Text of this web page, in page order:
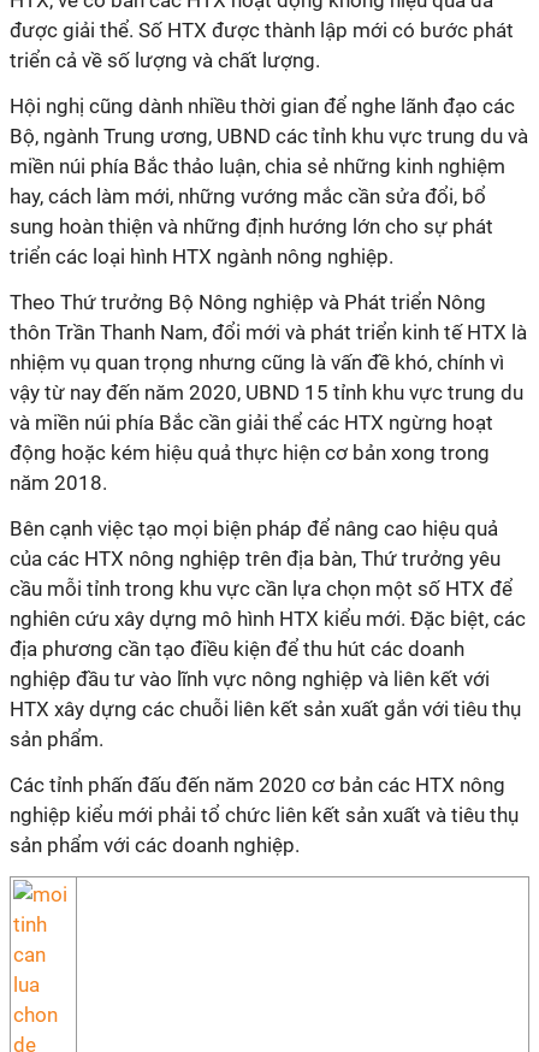
được giải thể. Số HTX được thành lập mới có bước phát
triển cả về số lượng và chất lượng.
Hội nghị cũng dành nhiều thời gian để nghe lãnh đạo các
Bộ, ngành Trung ương, UBND các tỉnh khu vực trung du và
miền núi phía Bắc thảo luận, chia sẻ những kinh nghiệm
hay, cách làm mới, những vướng mắc cần sửa đổi, bổ
sung hoàn thiện và những định hướng lớn cho sự phát
triển các loại hình HTX ngành nông nghiệp.
Theo Thứ trưởng Bộ Nông nghiệp và Phát triển Nông
thôn Trần Thanh Nam, đổi mới và phát triển kinh tế HTX là
nhiệm vụ quan trọng nhưng cũng là vấn đề khó, chính vì
vậy từ nay đến năm 2020, UBND 15 tỉnh khu vực trung du
và miền núi phía Bắc cần giải thể các HTX ngừng hoạt
động hoặc kém hiệu quả thực hiện cơ bản xong trong
năm 2018.
Bên cạnh việc tạo mọi biện pháp để nâng cao hiệu quả
của các HTX nông nghiệp trên địa bàn, Thứ trưởng yêu
cầu mỗi tỉnh trong khu vực cần lựa chọn một số HTX để
nghiên cứu xây dựng mô hình HTX kiểu mới. Đặc biệt, các
địa phương cần tạo điều kiện để thu hút các doanh
nghiệp đầu tư vào lĩnh vực nông nghiệp và liên kết với
HTX xây dựng các chuỗi liên kết sản xuất gắn với tiêu thụ
sản phẩm.
Các tỉnh phấn đấu đến năm 2020 cơ bản các HTX nông
nghiệp kiểu mới phải tổ chức liên kết sản xuất và tiêu thụ
sản phẩm với các doanh nghiệp.